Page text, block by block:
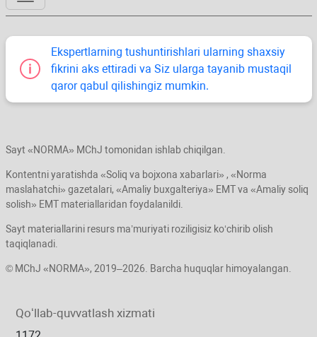
Ekspertlarning tushuntirishlari ularning shaхsiy
fikrini aks ettiradi va Siz ularga tayanib mustaqil
qaror qabul qilishingiz mumkin.
Sayt «NORMA» MChJ tomonidan ishlab chiqilgan.
Kontentni yaratishda «Soliq va bojхona хabarlari» , «Norma
maslahatchi» gazetalari, «Amaliy buхgalteriya» EMT va «Amaliy soliq
solish» EMT materiallaridan foydalanildi.
Sayt materiallarini resurs ma’muriyati roziligisiz koʻchirib olish
taqiqlanadi.
© MChJ «NORMA», 2019–2026. Barcha huquqlar himoyalangan.
Qoʻllab-quvvatlash хizmati